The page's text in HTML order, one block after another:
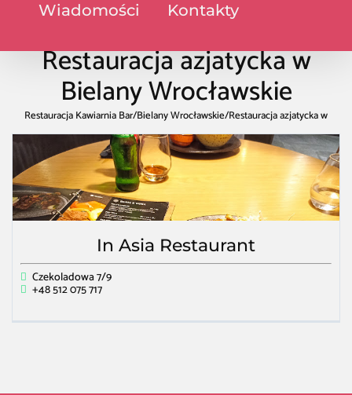
Wiadomości Kontakty
Restauracja azjatycka w
Bielany Wrocławskie
Restauracja Kawiarnia Bar/Bielany Wrocławskie/Restauracja azjatycka w
Bielany Wrocławskie
In Asia Restaurant
Czekoladowa 7/9
+48 512 075 717